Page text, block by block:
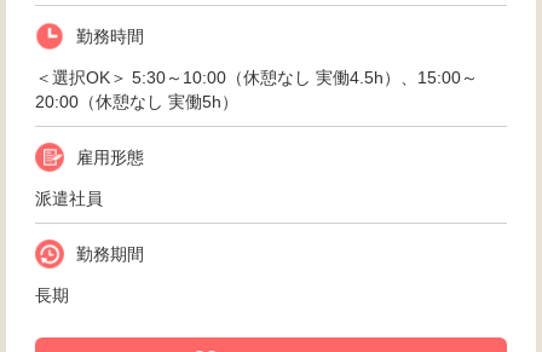
勤務時間
＜選択OK＞ 5:30～10:00（休憩なし 実働4.5h）、15:00～
20:00（休憩なし 実働5h）
雇用形態
派遣社員
勤務期間
長期